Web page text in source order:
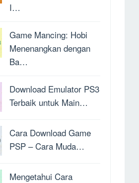
I…
Game Mancing: Hobi
Menenangkan dengan
Ba…
Download Emulator PS3
Terbaik untuk Main…
Cara Download Game
PSP – Cara Muda…
Mengetahui Cara